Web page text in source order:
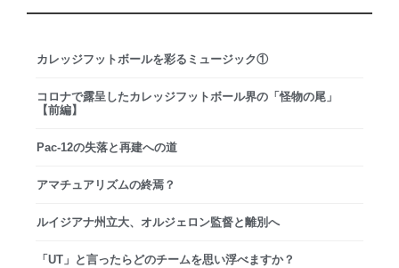
カレッジフットボールを彩るミュージック①
コロナで露呈したカレッジフットボール界の「怪物の尾」
【前編】
Pac-12の失落と再建への道
アマチュアリズムの終焉？
ルイジアナ州立大、オルジェロン監督と離別へ
「UT」と言ったらどのチームを思い浮べますか？